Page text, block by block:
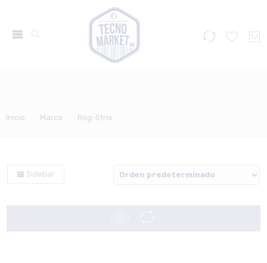
Inicio Marca Rog-Strix
Sidebar